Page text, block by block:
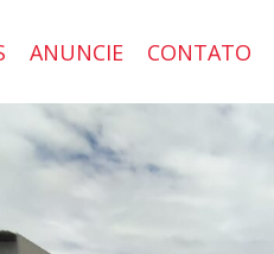
ANUNCIE CONTATO